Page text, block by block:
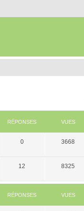
RÉPONSES VUES
0 3668
12 8325
RÉPONSES VUES